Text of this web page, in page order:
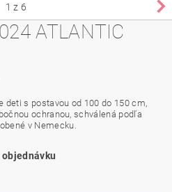
1 z 6
ATLANTIC
deti s postavou od 100 do 150 cm,
ochranou, schválená podľa
v Nemecku.
objednávku